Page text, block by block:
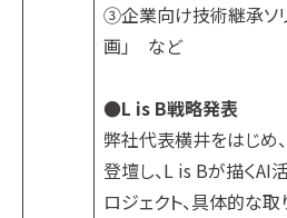
③企業向け技術継承ソリ
画」 など
●L is B戦略発表
弊社代表横井をはじめ
登壇し、L is Bが描く
ロジェクト、具体的な